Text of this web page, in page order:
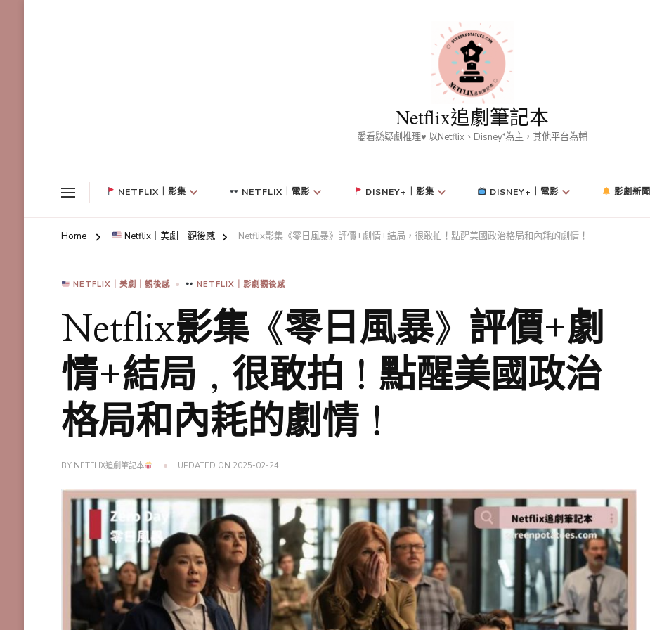
Netflix追劇筆記本
愛看懸疑劇推理♥ 以Netflix、Disney⁺為主，其他平台為輔
NETFLIX｜影集 NETFLIX｜電影 DISNEY+｜影集 DISNEY+｜電影 影劇新聞
Home Netflix｜美劇｜觀後感 Netflix影集《零日風暴》評價+劇情+結局，很敢拍！點醒美國政治格局和內耗的劇情！
NETFLIX｜美劇｜觀後感 NETFLIX｜影劇觀後感
Netflix影集《零日風暴》評價+劇
情+結局，很敢拍！點醒美國政治
格局和內耗的劇情！
BY NETFLIX追劇筆記本 UPDATED ON 2025-02-24